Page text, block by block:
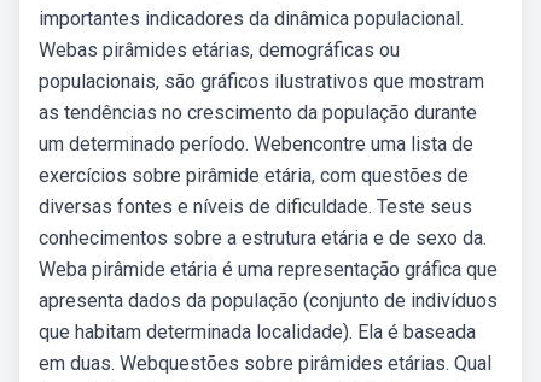
importantes indicadores da dinâmica populacional.
Webas pirâmides etárias, demográficas ou
populacionais, são gráficos ilustrativos que mostram
as tendências no crescimento da população durante
um determinado período. Webencontre uma lista de
exercícios sobre pirâmide etária, com questões de
diversas fontes e níveis de dificuldade. Teste seus
conhecimentos sobre a estrutura etária e de sexo da.
Weba pirâmide etária é uma representação gráfica que
apresenta dados da população (conjunto de indivíduos
que habitam determinada localidade). Ela é baseada
em duas. Webquestões sobre pirâmides etárias. Qual